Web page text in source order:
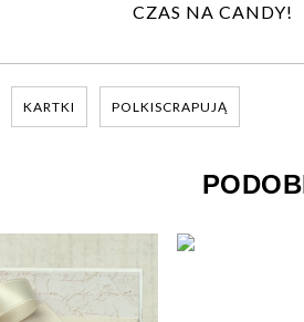
CZAS NA CANDY!
KARTKI POLKISCRAPUJĄ